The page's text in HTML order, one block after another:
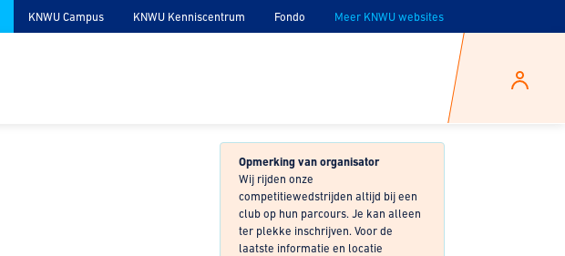
Meer KNWU websites
Fondo
KNWU Kenniscentrum
KNWU Campus
Opmerking van organisator
Wij rijden onze
competitiewedstrijden altijd bij een
club op hun parcours. Je kan alleen
ter plekke inschrijven. Voor de
laatste informatie en locatie